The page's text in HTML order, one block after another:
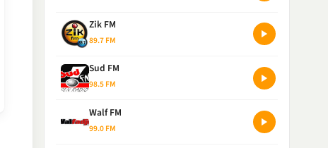
Zik FM
89.7 FM
Sud FM
98.5 FM
Walf FM
99.0 FM